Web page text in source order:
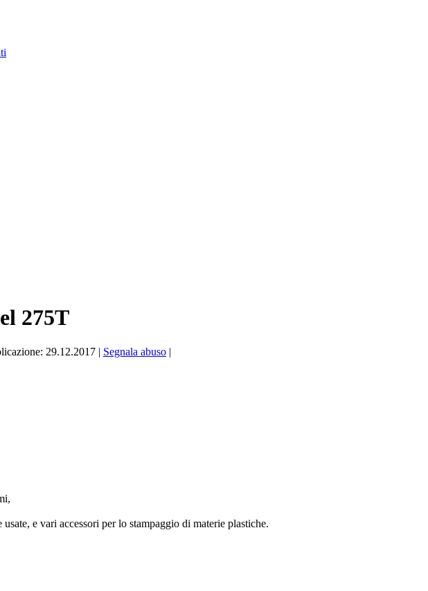
275T
29.12.2017 | Segnala abuso |
e vari accessori per lo stampaggio di materie plastiche.